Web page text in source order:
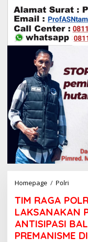
Homepage / Polri
M
R
A
G
A
TIM RAGA
LAKSANAKAN
ANTISIPASI
PREMANISME